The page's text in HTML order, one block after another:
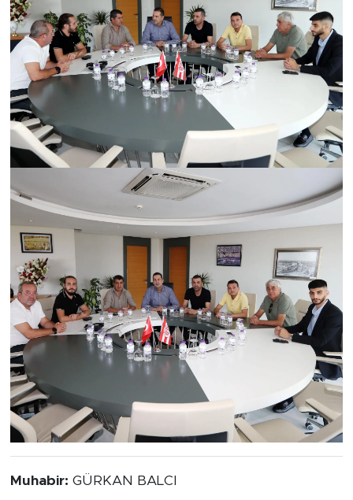
Muhabir: GÜRKAN BALCI